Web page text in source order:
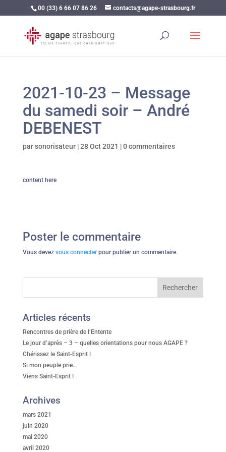
00 (33) 6 66 07 86 26 contacts@agape-strasbourg.fr
2021-10-23 – Message
du samedi soir – André
DEBENEST
parsonorisateur|28 Oct 2021 |0 commentaires
content here
Poster le commentaire
Vous devez vous connecterpour publier un commentaire.
Articles récents
Rencontres de prière de l’Entente
Le jour d’après – 3 – quelles orientations pour nous AGAPE ?
Chérissez le Saint-Esprit !
Si mon peuple prie…
Viens Saint-Esprit !
Archives
mars 2021
juin 2020
mai 2020
avril 2020